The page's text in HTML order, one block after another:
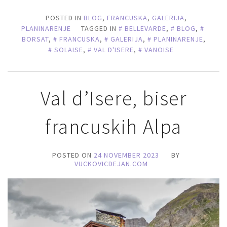
POSTED IN BLOG, FRANCUSKA, GALERIJA,
PLANINARENJE
TAGGED IN BELLEVARDE, BLOG,
BORSAT, FRANCUSKA, GALERIJA, PLANINARENJE,
SOLAISE, VAL D'ISERE, VANOISE
Val d’Isere, biser
francuskih Alpa
POSTED ON 24 NOVEMBER 2023
BY
VUCKOVICDEJAN.COM